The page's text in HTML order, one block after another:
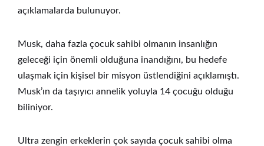
açıklamalarda bulunuyor.
Musk, daha fazla çocuk sahibi olmanın insanlığın
geleceği için önemli olduğuna inandığını, bu hedefe
ulaşmak için kişisel bir misyon üstlendiğini açıklamıştı.
Musk’ın da taşıyıcı annelik yoluyla 14 çocuğu olduğu
biliniyor.
Ultra zengin erkeklerin çok sayıda çocuk sahibi olma